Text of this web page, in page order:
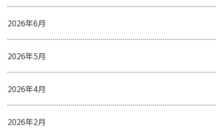
2026年6月
2026年5月
2026年4月
2026年2月